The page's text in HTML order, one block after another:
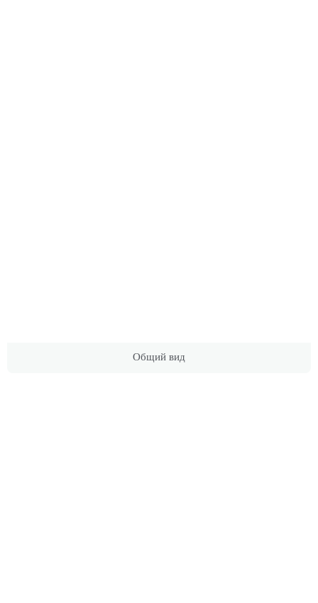
Общий вид